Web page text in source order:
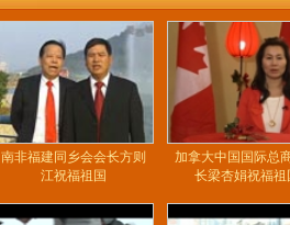
南非福建同乡会会长方则
江祝福祖国
加拿大中国国际总
长梁杏娟祝福祖